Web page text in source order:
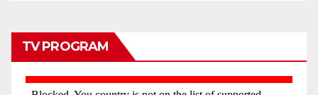
TV PROGRAM